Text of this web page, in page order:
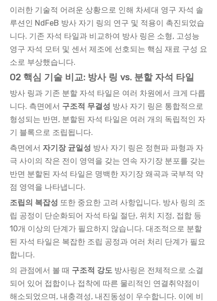
이러한 기술적 어려운 상황으로 인해 차세대 영구 자석 솔
루션인 NdFeB 방사 자기 링의 연구 및 적용이 촉진되었습
니다. 기존 자석 타일과 비교하여 방사 링은 소형, 고성능
영구 자석 모터 및 센서 제조에 선호되는 핵심 재료 구성 요
소로 부상했습니다.
02 핵심 기술 비교: 방사 링 vs. 분할 자석 타일
방사 링과 기존 분할 자석 타일은 여러 차원에서 크게 다릅
니다. 측면에서 구조적 무결성 방사 자기 링은 통합적으로
형성되는 반면, 분할된 자석 타일은 여러 개의 독립적인 자
기 블록으로 조립됩니다.
측면에서 자기장 균일성 방사 자기 링은 정현파 파형과 자
극 사이의 작은 전이 영역을 갖는 연속 자기장 분포를 갖는
반면 분할된 자석 타일은 명백한 자기장 왜곡과 국부적 약
점 영역을 나타냅니다.
조립의 복잡성 또한 중요한 고려 사항입니다. 방사 링의 조
립 공정이 단순화되어 자석 타일 절단, 위치 지정, 접합 등
10개 이상의 단계가 필요하지 않습니다. 대조적으로 분할
된 자석 타일은 복잡한 조립 공정과 여러 처리 단계가 필요
합니다.
의 관점에서 볼 때 구조적 강도 방사링은 전체적으로 소결
되어 있어 접합이나 접착에 따른 물리적인 연결취약점이
해소되었으며, 내충격성, 내진동성이 우수합니다. 이에 비